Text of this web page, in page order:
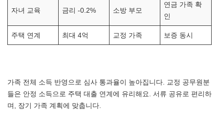
자녀 교육 금리 -0.2% 소방 부모
연금 가족 확
인
주택 연계 최대 4억 교정 가족 보증 동시
가족 전체 소득 반영으로 심사 통과율이 높아집니다. 교정 공무원분
들은 안정 소득으로 주택 대출 연계에 유리해요. 서류 공유로 편리하
며, 장기 가족 계획에 맞춥니다.